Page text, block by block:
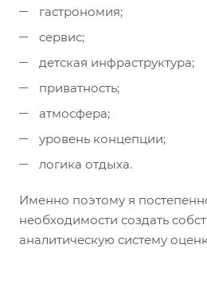
гастрономия;
сервис;
детская инфраструктура;
приватность;
атмосфера;
уровень концепции;
логика отдыха.
Именно поэтому я
необходимости создать
аналитическую систему